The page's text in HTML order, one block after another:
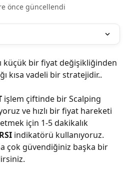
önce güncellendi
küçük bir fiyat değişikliğinden
kısa vadeli bir stratejidir..
işlem çiftinde bir Scalping
ve hızlı bir fiyat hareketi
için 1-5 dakikalık
indikatörü kullanıyoruz.
çok güvendiğiniz başka bir